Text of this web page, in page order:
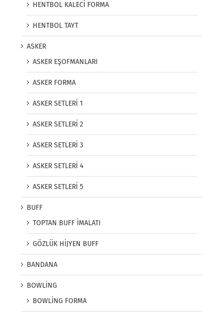
HENTBOL KALECİ FORMA
HENTBOL TAYT
ASKER
ASKER EŞOFMANLARI
ASKER FORMA
ASKER SETLERİ 1
ASKER SETLERİ 2
ASKER SETLERİ 3
ASKER SETLERİ 4
ASKER SETLERİ 5
BUFF
TOPTAN BUFF İMALATI
GÖZLÜK HİJYEN BUFF
BANDANA
BOWLİNG
BOWLİNG FORMA